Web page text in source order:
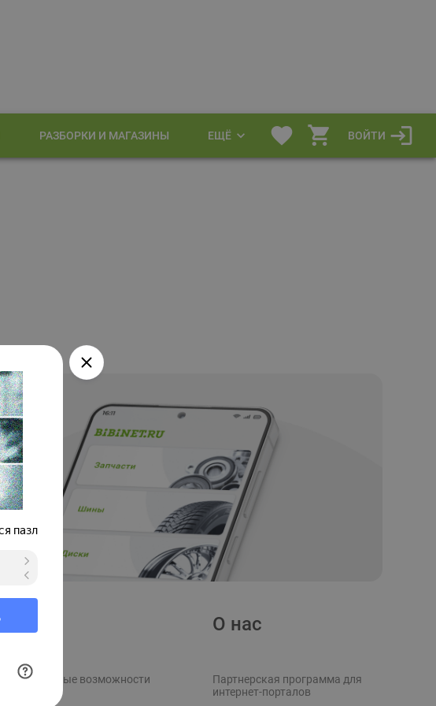
РАЗБОРКИ И МАГАЗИНЫ ЕЩЁ ВОЙТИ
Рекламные возможности
О нас
Партнерская программа для
интернет-порталов